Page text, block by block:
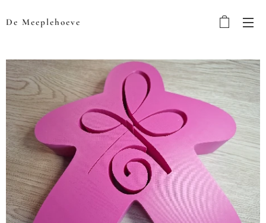
De Meeplehoeve